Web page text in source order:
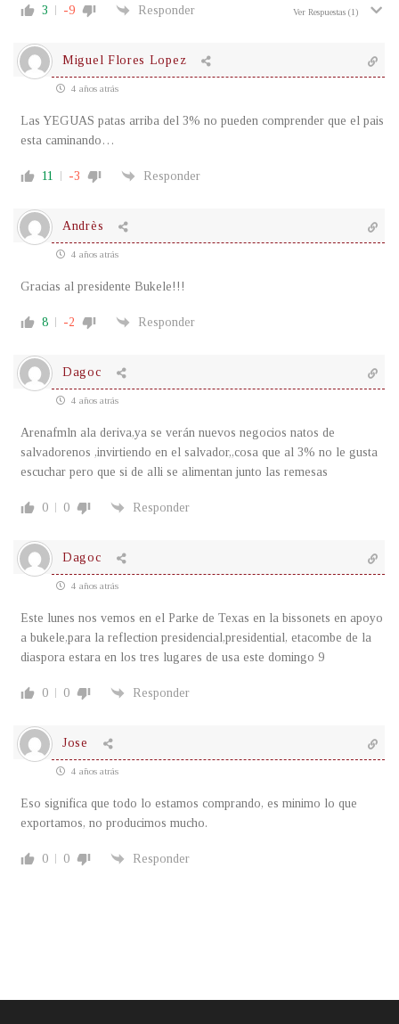
3 -9 Responder Ver Respuestas (1)
Miguel Flores Lopez
4 años atrás
Las YEGUAS patas arriba del 3% no pueden comprender que el pais
esta caminando…
11 -3 Responder
Andrès
4 años atrás
Gracias al presidente Bukele!!!
8 -2 Responder
Dagoc
4 años atrás
Arenafmln ala deriva,ya se verán nuevos negocios natos de
salvadorenos ,invirtiendo en el salvador,,cosa que al 3% no le gusta
escuchar pero que si de alli se alimentan junto las remesas
0 0 Responder
Dagoc
4 años atrás
Este lunes nos vemos en el Parke de Texas en la bissonets en apoyo
a bukele,para la reflection presidencial,presidential, etacombe de la
diaspora estara en los tres lugares de usa este domingo 9
0 0 Responder
Jose
4 años atrás
Eso significa que todo lo estamos comprando, es minimo lo que
exportamos, no producimos mucho.
0 0 Responder